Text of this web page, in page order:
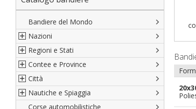
Bandiere del Mondo
Nazioni
Nord America
Sud America
Europa
Africa
Asia
Regioni e Stati
Regioni italiane
Territori Italiani
Stati USA
Francesi
Contee e Province
Cantoni Svizzeri
Province Italiane
Province Spagnole
Città
Città Italiane
Città spagnole
Nautiche e Spiaggia
Militari e Mercantili
Corse automobilistiche